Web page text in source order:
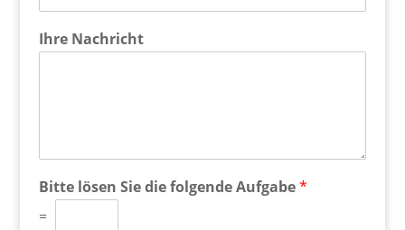
Ihre Nachricht
Bitte lösen Sie die folgende Aufgabe*
=